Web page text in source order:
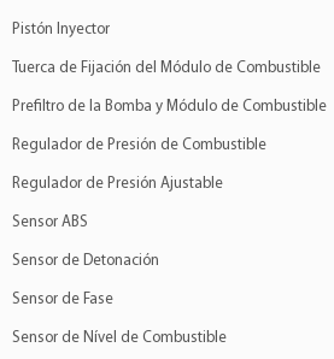
Pistón Inyector
Tuerca de Fijación del Módulo de Combustible
Prefiltro de la Bomba y Módulo de Combustible
Regulador de Presión de Combustible
Regulador de Presión Ajustable
Sensor ABS
Sensor de Detonación
Sensor de Fase
Sensor de Nível de Combustible